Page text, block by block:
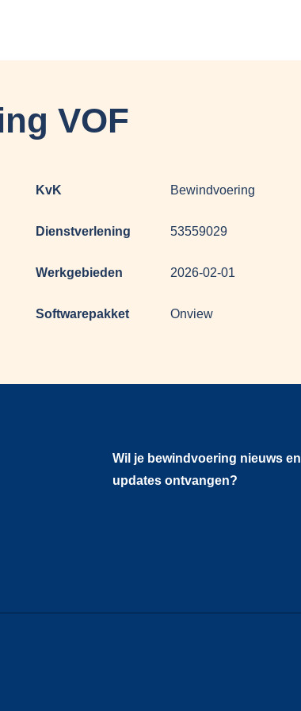
VOF
KvK Bewindvoering
Dienstverlening 53559029
Werkgebieden 2026-02-01
Softwarepakket Onview
Wil je bewindvoering nieuws en
updates ontvangen?